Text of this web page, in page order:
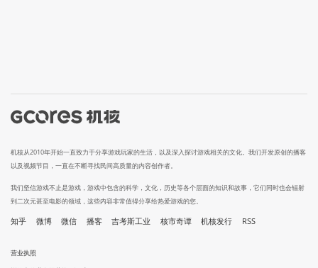
机核从2010年开始一直致力于分享游戏玩家的生活，以及深入探讨游戏相关的文化。我们开发原创的播客
以及视频节目，一直在不断寻找民间高质量的内容创作者。
我们坚信游戏不止是游戏，游戏中包含的科学，文化，历史等各个层面的知识和故事，它们同时也会辐射
到二次元甚至电影的领域，这些内容非常值得分享给热爱游戏的您。
知乎 微博 微信 播客 吉考斯工业 核市奇谭 机核发行 RSS
营业执照